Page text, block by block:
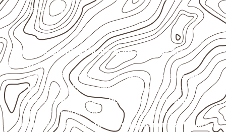
específicos.
Projetos compatíveis com avaliação
técnica
Móveis, divisórias e componentes de
marcenaria
técnica
, conforme exposição e acabamento.
Revestimentos, paredes, pisos e divisórias,
quando compatíveis com a ficha técnica.
Aplicações emcarrocerias, implementos, trailers e